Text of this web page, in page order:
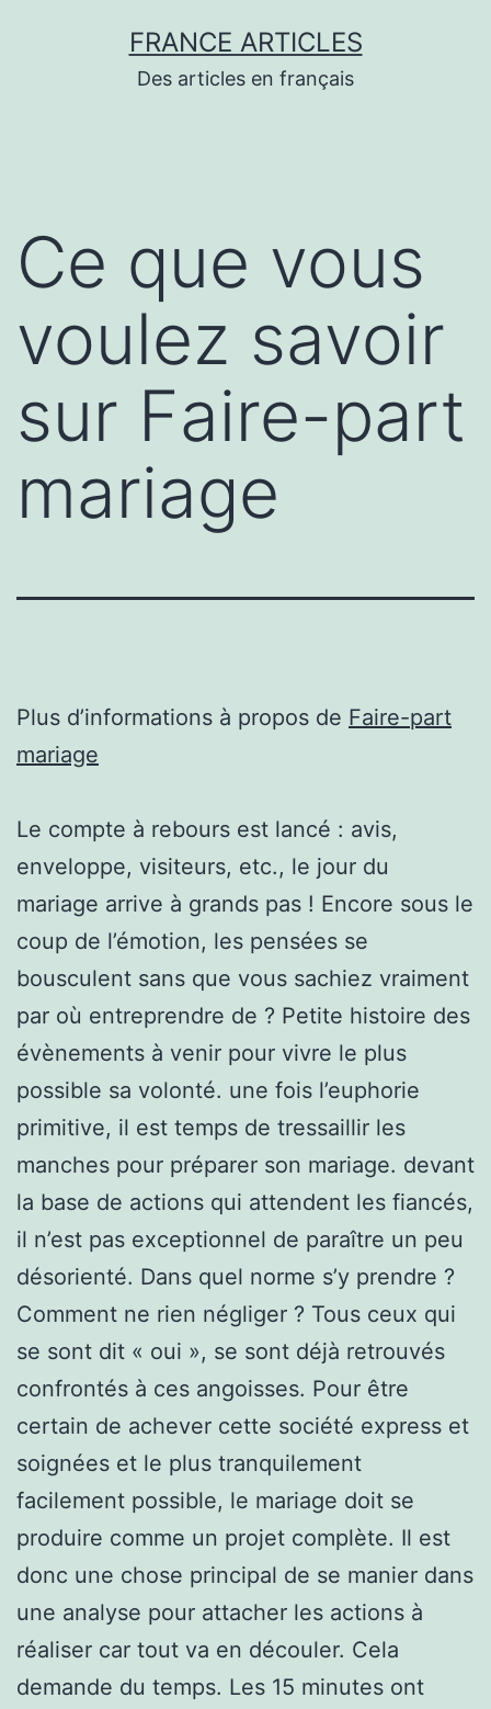
FRANCE ARTICLES
Des articles en français
Ce que vous
voulez savoir
sur Faire-part
mariage
Plus d’informations à propos de Faire-part
mariage
Le compte à rebours est lancé : avis,
enveloppe, visiteurs, etc., le jour du
mariage arrive à grands pas ! Encore sous le
coup de l’émotion, les pensées se
bousculent sans que vous sachiez vraiment
par où entreprendre de ? Petite histoire des
évènements à venir pour vivre le plus
possible sa volonté. une fois l’euphorie
primitive, il est temps de tressaillir les
manches pour préparer son mariage. devant
la base de actions qui attendent les fiancés,
il n’est pas exceptionnel de paraître un peu
désorienté. Dans quel norme s’y prendre ?
Comment ne rien négliger ? Tous ceux qui
se sont dit « oui », se sont déjà retrouvés
confrontés à ces angoisses. Pour être
certain de achever cette société express et
soignées et le plus tranquilement
facilement possible, le mariage doit se
produire comme un projet complète. Il est
donc une chose principal de se manier dans
une analyse pour attacher les actions à
réaliser car tout va en découler. Cela
demande du temps. Les 15 minutes ont